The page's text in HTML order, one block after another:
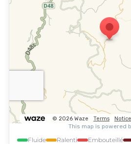
Fluide Ralenti Embouteillé